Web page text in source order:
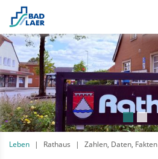
Leben Rathaus Zahlen, Daten, Fakten